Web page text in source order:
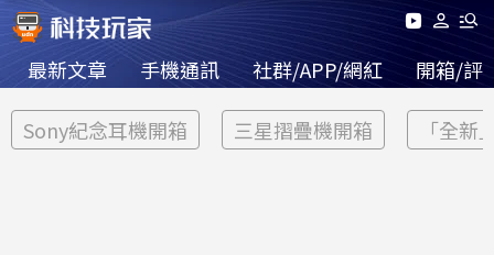
最新文章 手機通訊 社群/APP/網紅 開箱/評
Sony紀念耳機開箱 三星摺疊機開箱 「全新